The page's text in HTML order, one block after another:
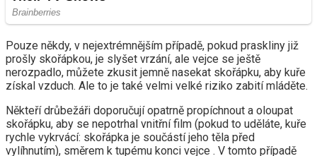
Pouze někdy, v nejextrémnějším případě, pokud praskliny již
prošly skořápkou, je slyšet vrzání, ale vejce se ještě
nerozpadlo, můžete zkusit jemně nasekat skořápku, aby kuře
získal vzduch. Ale to je také velmi velké riziko zabití mláděte.
Někteří drůbežáři doporučují opatrně propíchnout a oloupat
skořápku, aby se nepotrhal vnitřní film (pokud to uděláte, kuře
rychle vykrvácí: skořápka je součástí jeho těla před
vylíhnutím), směrem k tupému konci vejce . V tomto případě